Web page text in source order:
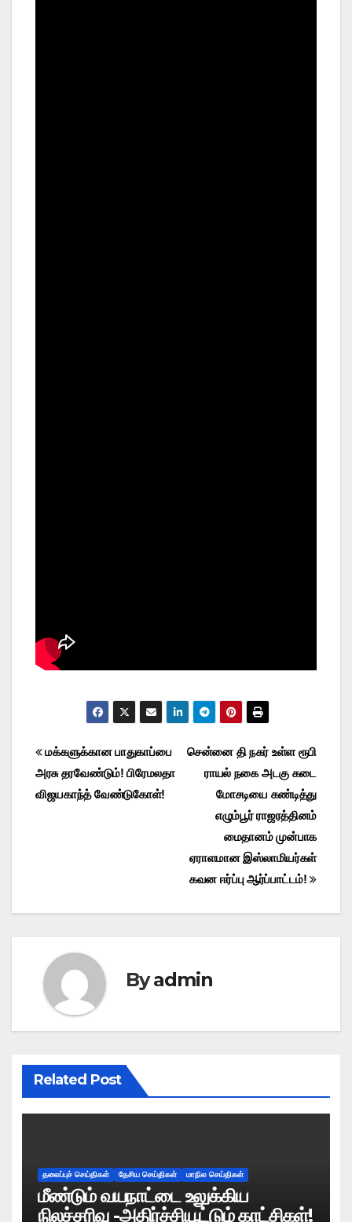
Post
navigation
சென்னை தி நகர் உள்ள ரூபி
ராயல் நகை அடகு கடை
மோசடியை கண்டித்து
எழும்பூர் ராஜரத்தினம்
மைதானம் முன்பாக
ஏராளமான இஸ்லாமியர்கள்
கவன ஈர்ப்பு ஆர்ப்பாட்டம்!
மக்களுக்கான பாதுகாப்பை
அரசு தரவேண்டும்! பிரேமலதா
விஜயகாந்த் வேண்டுகோள்!
Byadmin
Related Post
தலைப்புச் செய்திகள் தேசிய செய்திகள் மாநில செய்திகள்
மீண்டும் வயநாட்டை உலுக்கிய
நிலச்சரிவு -அதிர்ச்சியூட்டும் காட்சிகள்!